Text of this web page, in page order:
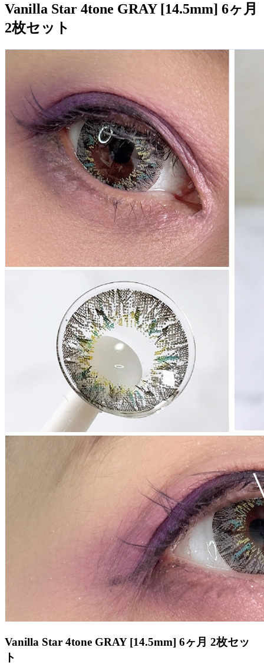
Vanilla Star 4tone GRAY [14.5mm] 6ヶ月
2枚セット
Vanilla Star 4tone GRAY [14.5mm] 6ヶ月 2枚セッ
ト